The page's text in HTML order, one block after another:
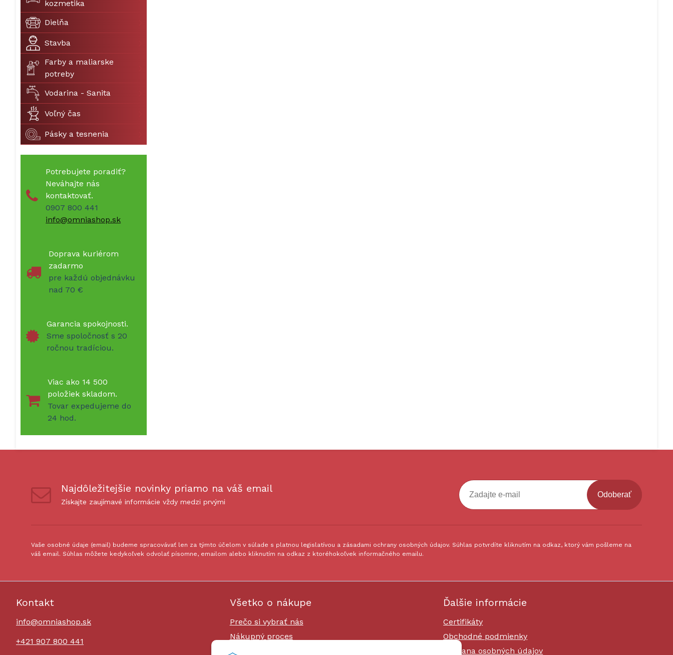
kozmetika
Dielňa
Stavba
Farby a maliarske
potreby
Vodarina - Sanita
Voľný čas
Pásky a tesnenia
Potrebujete poradiť?
Neváhajte nás
kontaktovať.
0907 800 441
info@omniashop.sk
Doprava kuriérom
zadarmo
pre každú objednávku
nad 70 €
Garancia spokojnosti.
Sme spoločnosť s 20
ročnou tradíciou.
Viac ako 14 500
položiek skladom.
Tovar expedujeme do
24 hod.
Najdôležitejšie novinky priamo na váš email
Získajte zaujímavé informácie vždy medzi prvými
Odoberať
Vaše osobné údaje (email) budeme spracovávať len za týmto účelom v súlade s platnou legislatívou a zásadami ochrany osobných údajov. Súhlas potvrdíte kliknutím na odkaz, ktorý vám pošleme na
váš email. Súhlas môžete kedykoľvek odvolať písomne, emailom alebo kliknutím na odkaz z ktoréhokoľvek informačného emailu.
Kontakt
info@omniashop.sk
+421 907 800 441
Všetko o nákupe
Prečo si vybrať nás
Nákupný proces
Platby a doprava
Ďalšie informácie
Certifikáty
Obchodné podmienky
Ochrana osobných údajov